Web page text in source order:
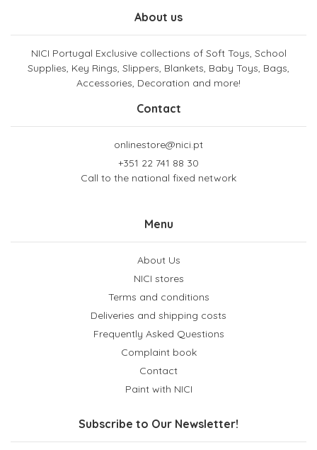
About us
NICI Portugal Exclusive collections of Soft Toys, School
Supplies, Key Rings, Slippers, Blankets, Baby Toys, Bags,
Accessories, Decoration and more!
Contact
onlinestore@nici.pt
+351 22 741 88 30
Call to the national fixed network
Menu
About Us
NICI stores
Terms and conditions
Deliveries and shipping costs
Frequently Asked Questions
Complaint book
Contact
Paint with NICI
Subscribe to Our Newsletter!